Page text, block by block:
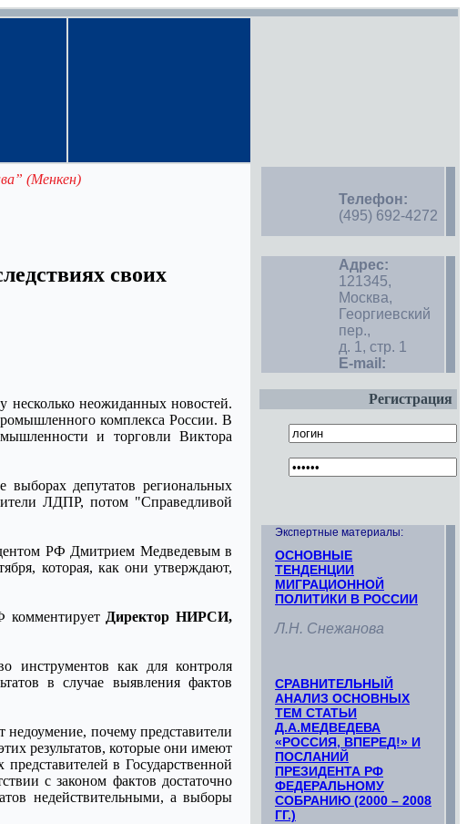
(Менкен)
своих
несколько неожиданных новостей.
комплекса России. В
и торговли Виктора
депутатов региональных
ЛДПР, потом "Справедливой
РФ Дмитрием Медведевым в
которая, как они утверждают,
комментирует Директор НИРСИ,
инструментов как для контроля
в случае выявления фактов
недоумение, почему представители
результатов, которые они имеют
в Государственной
с законом фактов достаточно
недействительными, а выборы
Телефон:
(495) 692-4272
Адрес:
121345,
Москва,
Георгиевский
пер.,
д. 1, стр. 1
E-mail:
Регистрация
Экспертные материалы:
ОСНОВНЫЕ
ТЕНДЕНЦИИ
МИГРАЦИОННОЙ
ПОЛИТИКИ В РОССИИ
Л.Н. Снежанова
СРАВНИТЕЛЬНЫЙ
АНАЛИЗ ОСНОВНЫХ
ТЕМ СТАТЬИ
Д.А.МЕДВЕДЕВА
«РОССИЯ, ВПЕРЕД!» И
ПОСЛАНИЙ
ПРЕЗИДЕНТА РФ
ФЕДЕРАЛЬНОМУ
СОБРАНИЮ (2000 – 2008
ГГ.)